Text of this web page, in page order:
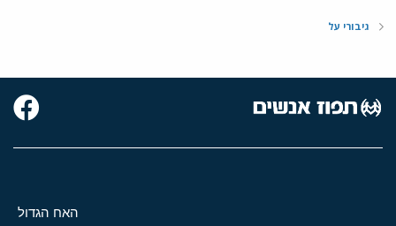
גיבורי על
האח הגדול